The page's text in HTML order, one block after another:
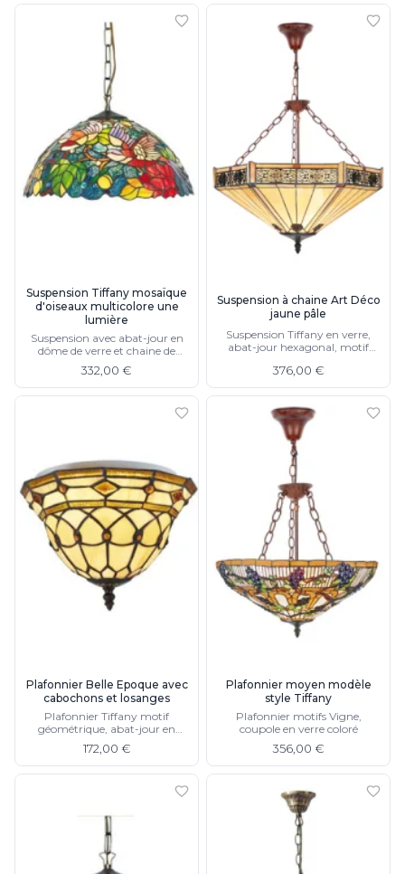
Suspension Tiffany mosaïque
d'oiseaux multicolore une
lumière
Suspension avec abat-jour en
dôme de verre et chaine de
332,00 €
Suspension à chaine Art Déco
jaune pâle
Suspension Tiffany en verre,
abat-jour hexagonal, motif
suspension, cloche de plafond
acajou
376,00 €
Plafonnier Belle Epoque avec
cabochons et losanges
Plafonnier Tiffany motif
géométrique, abat-jour en
marron, éclairage LED
172,00 €
Plafonnier moyen modèle
style Tiffany
Plafonnier motifs Vigne,
coupole en verre coloré
356,00 €